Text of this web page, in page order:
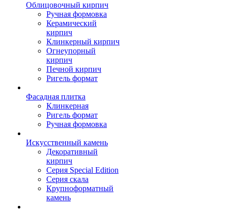
Облицовочный кирпич
Ручная формовка
Керамический
кирпич
Клинкерный кирпич
Огнеупорный
кирпич
Печной кирпич
Ригель формат
Фасадная плитка
Клинкерная
Ригель формат
Ручная формовка
Искусственный камень
Декоративный
кирпич
Серия Special Edition
Серия скала
Крупноформатный
камень